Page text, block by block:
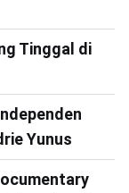
Tinggal di
Yunus